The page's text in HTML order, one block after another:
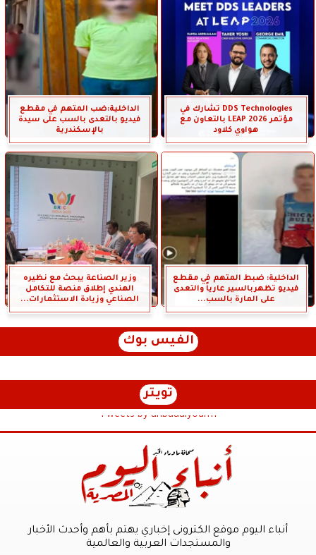
DDS Technologies تشارك في
مؤتمر LEAP 2026 بالتعاون مع
هواوي كلاود
الداخلية:ضب المتهم في مقطع
فيديو بالتعدى بالسب على سيدة
بالإسكندرية
الداخلية: ضبط المتهم في مقطع
فيديو تظهربالسير عارياً والتعدى
على المارة بالسب...
وزير الصناعة يبحث مع نظيره
الهندي إطلاق منصة للتكامل
الصناعي وزيادة الاستثمارات...
الفيس بوك
تويتر
Tweets by anbaaalyoum1
أنباء اليوم موقع الكترونى إخباري يهتم بأهم وأحدث الأخبار
والمستجدات العربية والعالمية